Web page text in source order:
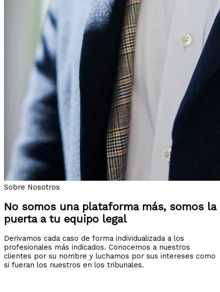
Sobre Nosotros
No somos una plataforma más, somos la
puerta a tu equipo legal
Derivamos cada caso de forma individualizada a los
profesionales más indicados. Conocemos a nuestros
clientes por su nombre y luchamos por sus intereses como
si fueran los nuestros en los tribunales.